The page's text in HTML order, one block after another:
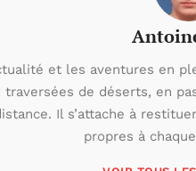
et les aventures en
de déserts, en
Il s’attache à
propres à